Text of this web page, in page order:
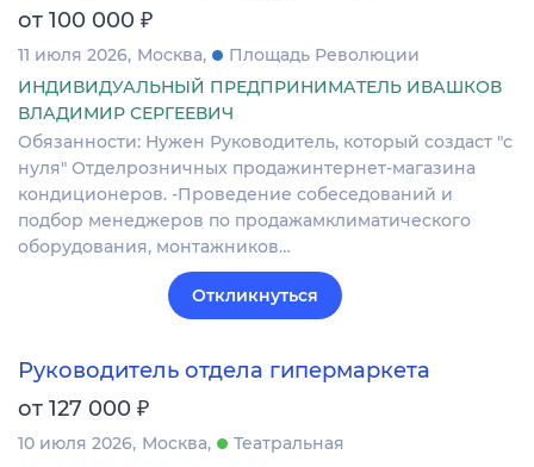
от 100 000 ₽
11 июля 2026 Москва
Площадь Революции
ИНДИВИДУАЛЬНЫЙ ПРЕДПРИНИМАТЕЛЬ ИВАШКОВ
ВЛАДИМИР СЕРГЕЕВИЧ
Обязанности: Нужен Руководитель, который создаст "с
нуля" Отделрозничных продажинтернет-магазина
кондиционеров. -Проведение собеседований и
подбор менеджеров по продажамклиматического
оборудования, монтажников…
Откликнуться
Руководитель отдела гипермаркета
от 127 000 ₽
10 июля 2026 Москва
Театральная